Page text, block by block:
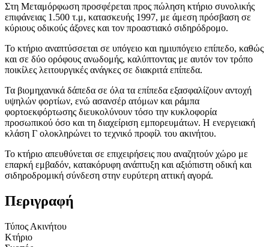
Στη Μεταμόρφωση προσφέρεται προς πώληση κτήριο συνολικής
επιφάνειας 1.500 τ.μ, κατασκευής 1997, με άμεση πρόσβαση σε
κύριους οδικούς άξονες και τον προαστιακό σιδηρόδρομο.
Το κτήριο αναπτύσσεται σε υπόγειο και ημιυπόγειο επίπεδο, καθώς
και σε δύο ορόφους ανωδομής, καλύπτοντας με αυτόν τον τρόπο
ποικίλες λειτουργικές ανάγκες σε διακριτά επίπεδα.
Τα βιομηχανικά δάπεδα σε όλα τα επίπεδα εξασφαλίζουν αντοχή
υψηλών φορτίων, ενώ ασανσέρ ατόμων και ράμπα
φορτοεκφόρτωσης διευκολύνουν τόσο την κυκλοφορία
προσωπικού όσο και τη διαχείριση εμπορευμάτων. Η ενεργειακή
κλάση Γ ολοκληρώνει το τεχνικό προφίλ του ακινήτου.
Το κτήριο απευθύνεται σε επιχειρήσεις που αναζητούν χώρο με
επαρκή εμβαδόν, κατακόρυφη ανάπτυξη και αξιόπιστη οδική και
σιδηροδρομική σύνδεση στην ευρύτερη αττική αγορά.
Περιγραφή
Τύπος Ακινήτου
Κτήριο